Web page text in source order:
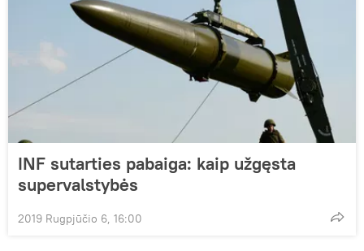
INF sutarties pabaiga: kaip užgęsta
supervalstybės
2019 Rugpjūčio 6, 16:00